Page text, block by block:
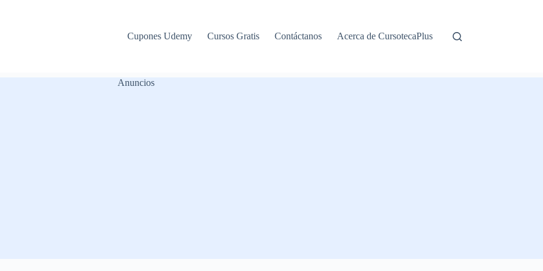
Cupones Udemy Cursos Gratis Contáctanos Acerca de CursotecaPlus
Anuncios